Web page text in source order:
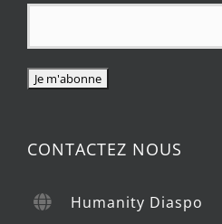
CONTACTEZ NOUS
Humanity Diaspo